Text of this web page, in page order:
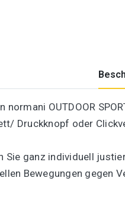
normani OUTDOOR
Druckknopf oder
Sie ganz individuell
Bewegungen